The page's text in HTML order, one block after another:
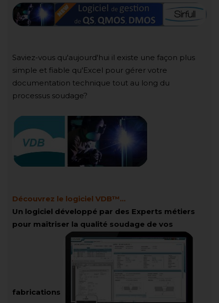
Saviez-vous qu'aujourd'hui il existe une façon plus
simple et fiable qu'Excel pour gérer votre
documentation technique tout au long du
processus soudage?
Découvrez le logiciel VDB™...
Un logiciel développé par des Experts métiers
pour maîtriser la qualité soudage de vos
fabrications